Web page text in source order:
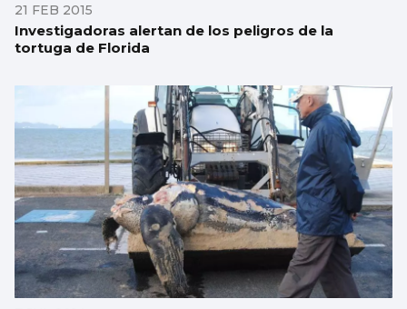
21 FEB 2015
Investigadoras alertan de los peligros de la
tortuga de Florida